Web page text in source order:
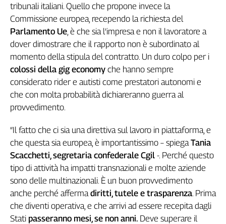
Economica
Tech
It
Easy
Inserti
trasmissioni
tv
Work
in
Progress
L'Italia
nel
Lavoro
tribunali italiani. Quello che propone invece la
Commissione europea, recependo la richiesta del
Parlamento Ue, è che sia l’impresa e non il lavoratore a
dover dimostrare che il rapporto non è subordinato al
momento della stipula del contratto. Un duro colpo per i
colossi della gig economy che hanno sempre
considerato rider e autisti come prestatori autonomi e
che con molta probabilità dichiareranno guerra al
provvedimento.
“Il fatto che ci sia una direttiva sul lavoro in piattaforma, e
che questa sia europea, è importantissimo – spiegaTania
Scacchetti, segretaria confederale Cgil -. Perché questo
tipo di attività ha impatti transnazionali e molte aziende
sono delle multinazionali. È un buon provvedimento
anche perché affermadiritti, tutele e trasparenza. Prima
che diventi operativa, e che arrivi ad essere recepita dagli
Stati passeranno mesi, se non anni. Deve superare il